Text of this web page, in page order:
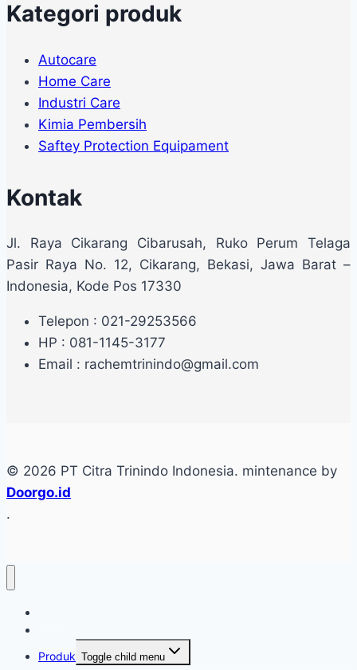
Kategori produk
Autocare
Home Care
Industri Care
Kimia Pembersih
Saftey Protection Equipament
Kontak
Jl. Raya Cikarang Cibarusah, Ruko Perum Telaga
Pasir Raya No. 12, Cikarang, Bekasi, Jawa Barat –
Indonesia, Kode Pos 17330
Telepon : 021-29253566
HP : 081-1145-3177
Email : rachemtrinindo@gmail.com
© 2026 PT Citra Trinindo Indonesia. mintenance by
Doorgo.id
.
Produk Toggle child menu